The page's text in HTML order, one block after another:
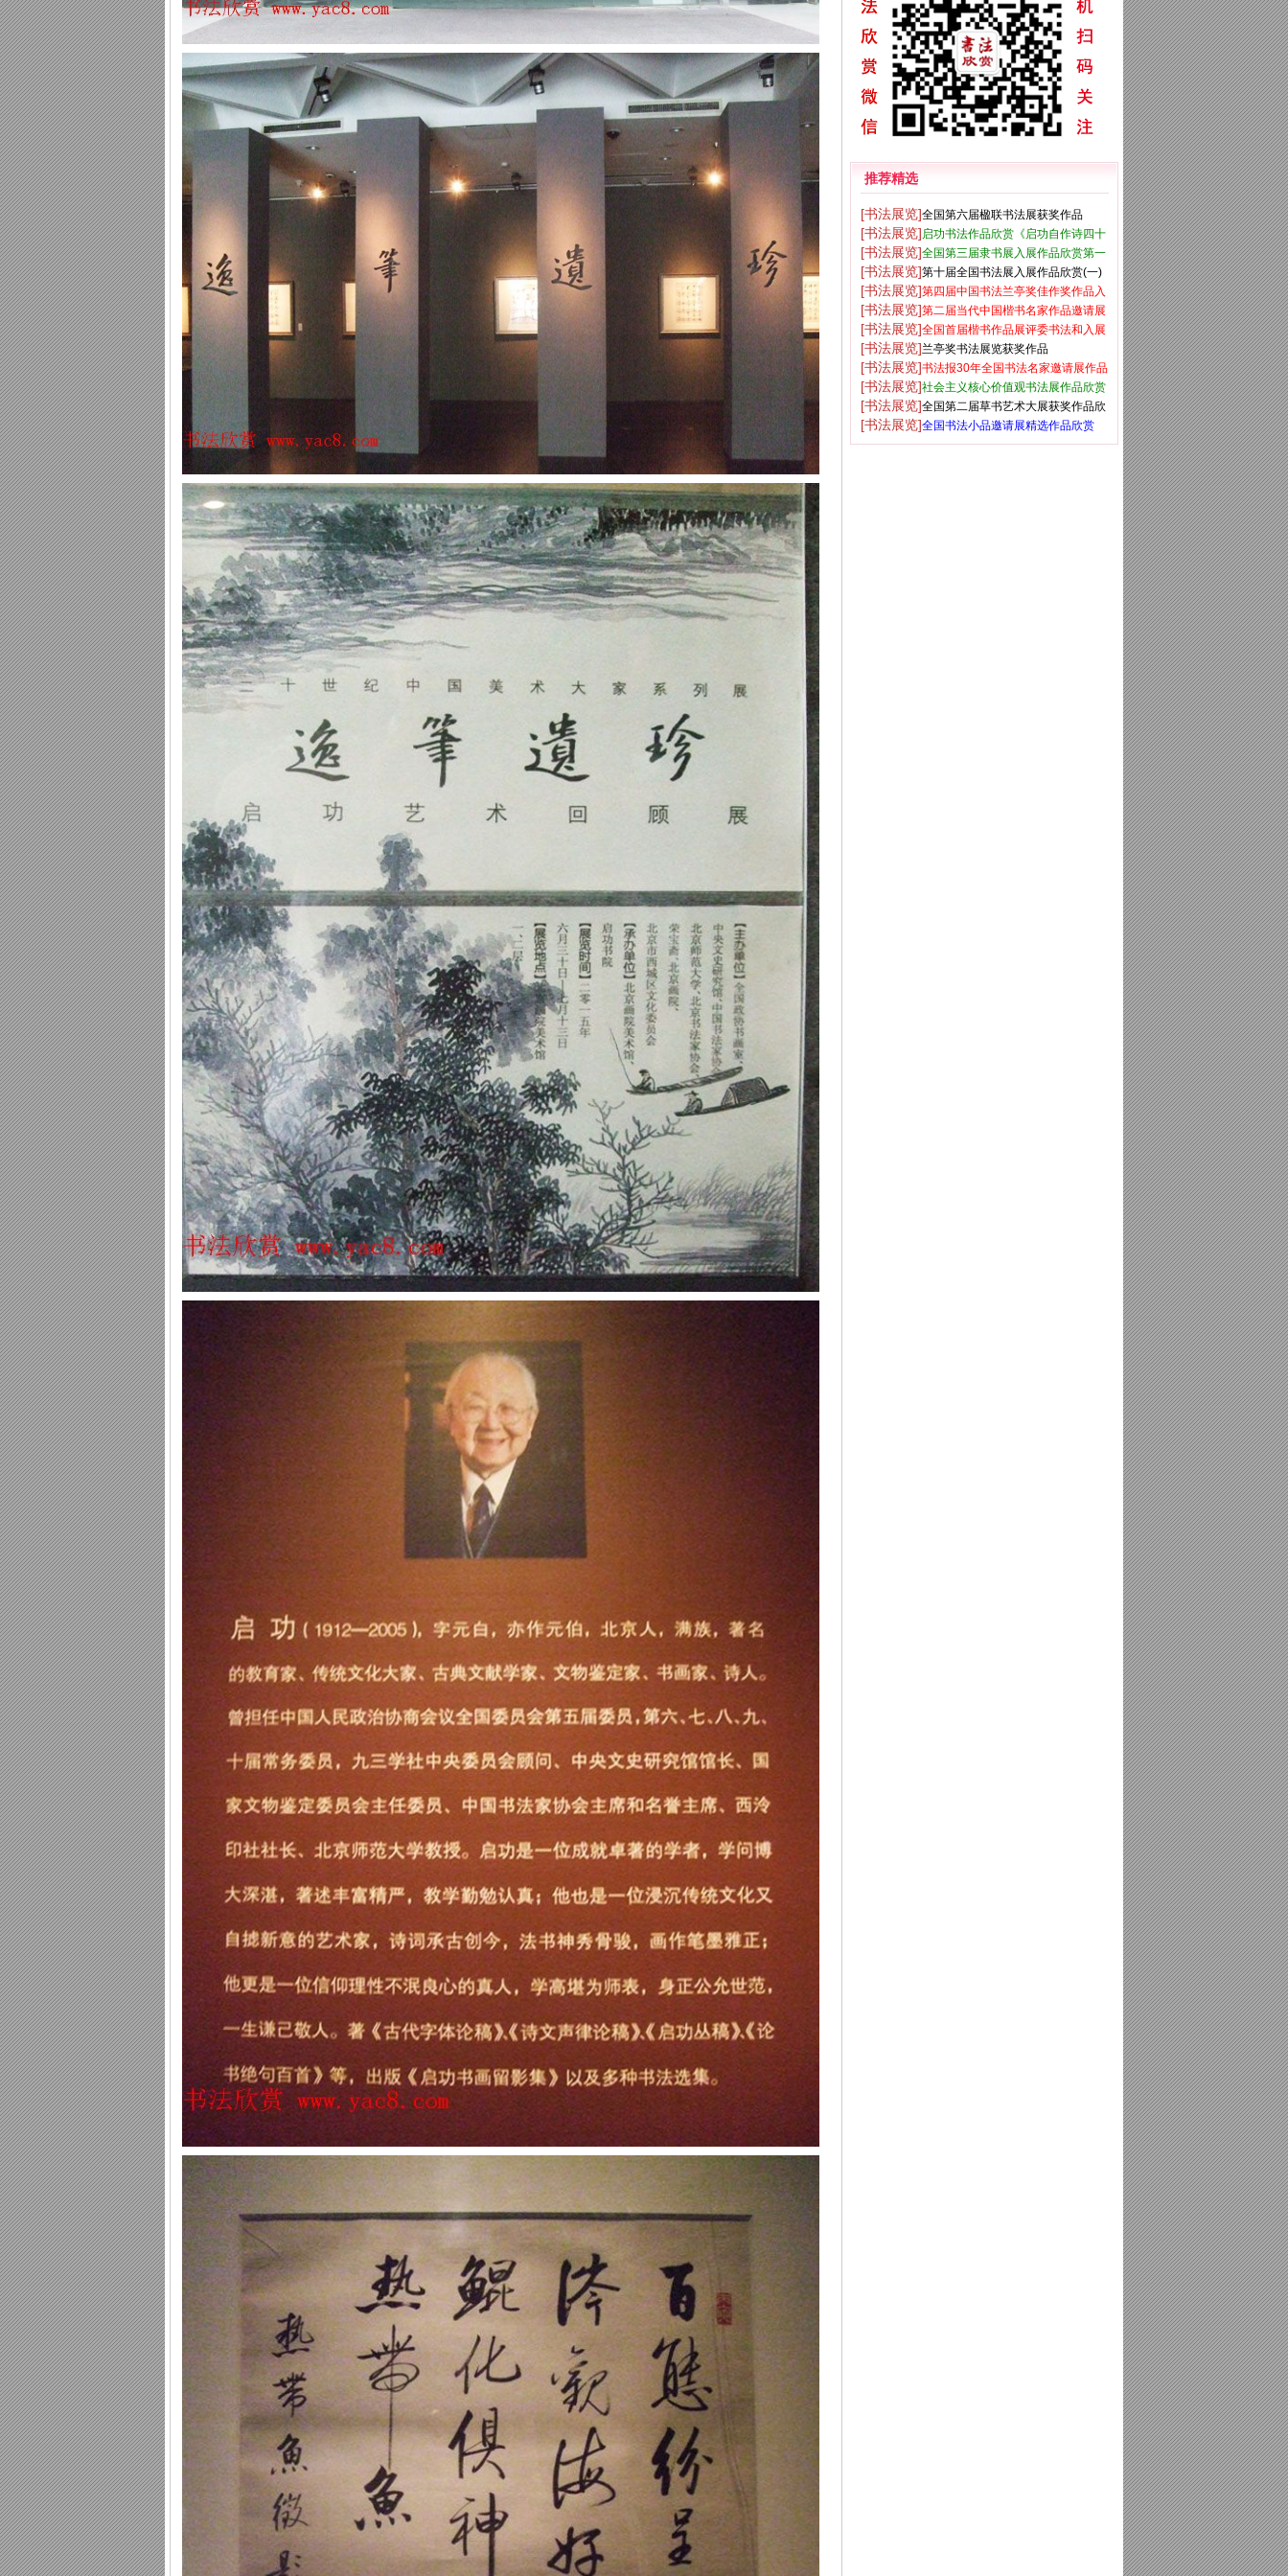
推荐精选
[书法展览]全国第六届楹联书法展获奖作品
[书法展览]启功书法作品欣赏《启功自作诗四十
八首》
[书法展览]全国第三届隶书展入展作品欣赏第一
辑
[书法展览]第十届全国书法展入展作品欣赏(一)
[书法展览]第四届中国书法兰亭奖佳作奖作品入
展作品
[书法展览]第二届当代中国楷书名家作品邀请展
百幅书法欣赏
[书法展览]全国首届楷书作品展评委书法和入展
作品
[书法展览]兰亭奖书法展览获奖作品
[书法展览]书法报30年全国书法名家邀请展作品
欣赏一
[书法展览]社会主义核心价值观书法展作品欣赏
52幅
[书法展览]全国第二届草书艺术大展获奖作品欣
赏
[书法展览]全国书法小品邀请展精选作品欣赏